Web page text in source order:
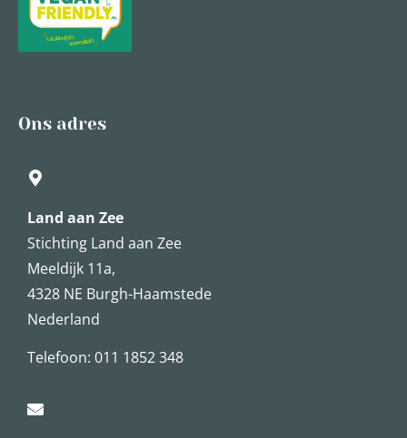
Ons adres
Land aan Zee
Stichting Land aan Zee
Meeldijk 11a,
4328 NE Burgh-Haamstede
Nederland
Telefoon: 011 1852 348